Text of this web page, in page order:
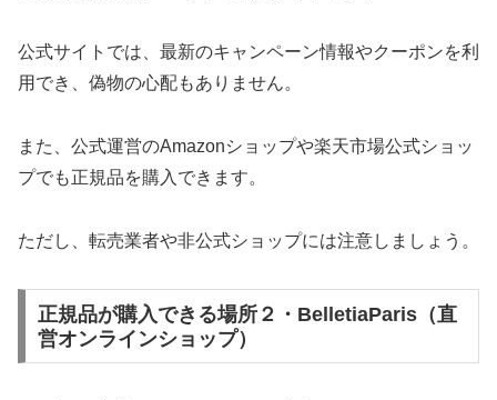
公式サイトでは、最新のキャンペーン情報やクーポンを利
用でき、偽物の心配もありません。
また、公式運営のAmazonショップや楽天市場公式ショッ
プでも正規品を購入できます。
ただし、転売業者や非公式ショップには注意しましょう。
正規品が購入できる場所２・BelletiaParis（直
営オンラインショップ）